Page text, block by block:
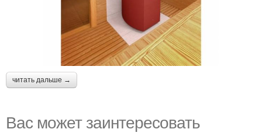
читать дальше →
Вас может заинтересовать